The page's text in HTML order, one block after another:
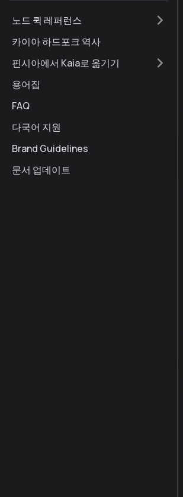
노드 퀵 레퍼런스
카이아 하드포크 역사
핀시아에서 Kaia로 옮기기
용어집
FAQ
다국어 지원
Brand Guidelines
문서 업데이트